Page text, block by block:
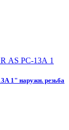
1" наружн. резьба